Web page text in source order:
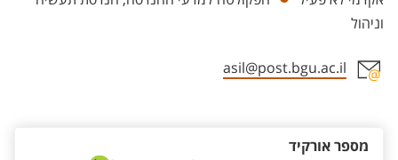
וניהול
asil@post.bgu.ac.il
מספר אורקיד